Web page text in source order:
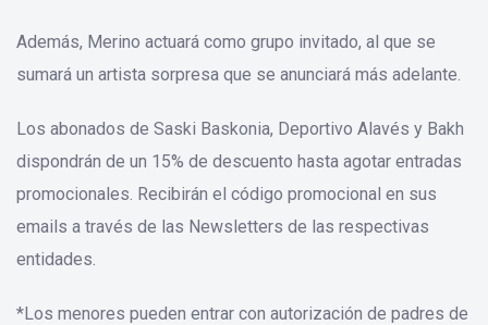
Además, Merino actuará como grupo invitado, al que se
sumará un artista sorpresa que se anunciará más adelante.
Los abonados de Saski Baskonia, Deportivo Alavés y Bakh
dispondrán de un 15% de descuento hasta agotar entradas
promocionales. Recibirán el código promocional en sus
emails a través de las Newsletters de las respectivas
entidades.
*Los menores pueden entrar con autorización de padres de